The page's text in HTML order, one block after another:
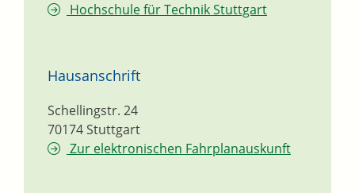
Hochschule für Technik Stuttgart
Hausanschrift
Schellingstr. 24
70174Stuttgart
Zur elektronischen Fahrplanauskunft